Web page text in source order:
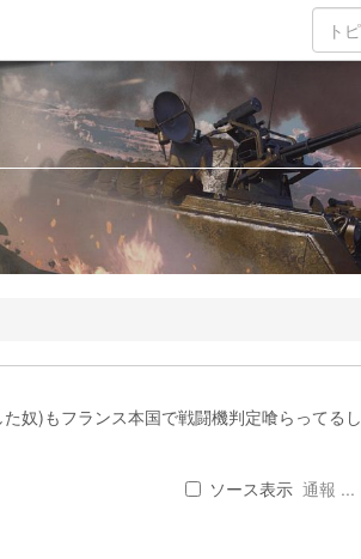
奴)もフランス本国で戦闘機判定喰らってるし
ソース表示 通報 ...